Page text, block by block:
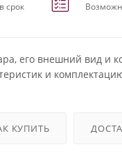
срок
его внешний вид и
и
КУПИТЬ